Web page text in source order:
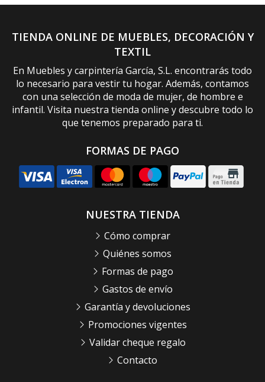
TIENDA ONLINE DE MUEBLES, DECORACIÓN Y
TEXTIL
En Muebles y carpintería García, S.L. encontrarás todo
lo necesario para vestir tu hogar. Además, contamos
con una selección de moda de mujer, de hombre e
infantil. Visita nuestra tienda online y descubre todo lo
que tenemos preparado para ti.
FORMAS DE PAGO
NUESTRA TIENDA
Cómo comprar
Quiénes somos
Formas de pago
Gastos de envío
Garantía y devoluciones
Promociones vigentes
Validar cheque regalo
Contacto